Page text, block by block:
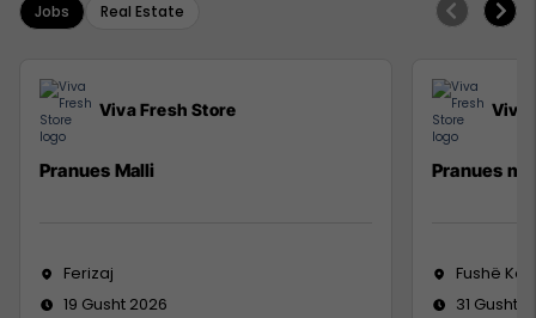
Jobs Real Estate
Viva Fresh Store
Pranues Malli
Ferizaj
19 Gusht 2026
Viva
Pranues
Fushë
31 Gusht